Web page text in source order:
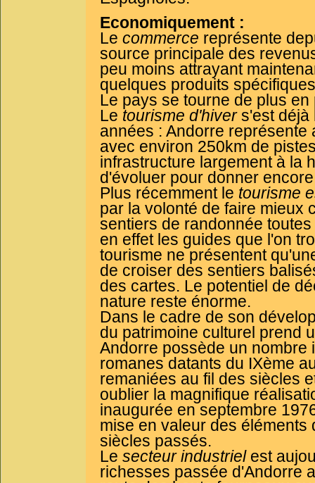
Economiquement :
Le commerce représente
source principale des
peu moins attrayant
quelques produits
Le pays se tourne de plus
Le tourisme d'hivers'est déjà
années : Andorre
avec environ 250km de
infrastructure largement à la
d'évoluer pour donner
Plus récemment le tourisme
par la volonté de faire mieux
sentiers de randonnée
en effet les guides que l'on
tourisme ne présentent
de croiser des sentiers
des cartes. Le potentiel de
nature reste énorme.
Dans le cadre de son
du patrimoine culturel prend
Andorre possède un
romanes datants du IXème
remaniées au fil des siècles
oublier la magnifique
inaugurée en septembre
mise en valeur des
siècles passés.
Le secteur industrielest
richesses passée d'Andorre